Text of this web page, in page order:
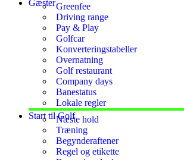
GæsterGreenfee
Driving range
Pay & Play
Golfcar
Konverteringstabeller
Overnatning
Golf restaurant
Company days
Banestatus
Lokale regler
Start til GolfNæste hold
Træning
Begynderaftener
Regel og etikette